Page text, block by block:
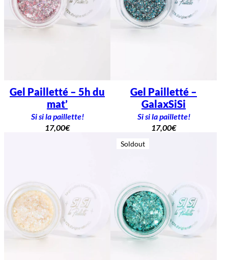
Gel Pailletté – 5h du
mat’
Si si la paillette!
17,00€
Gel Pailletté –
GalaxSiSi
Si si la paillette!
17,00€
Soldout